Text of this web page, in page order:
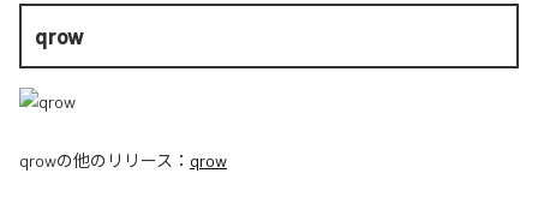
qrow
qrowの他のリリース： qrow